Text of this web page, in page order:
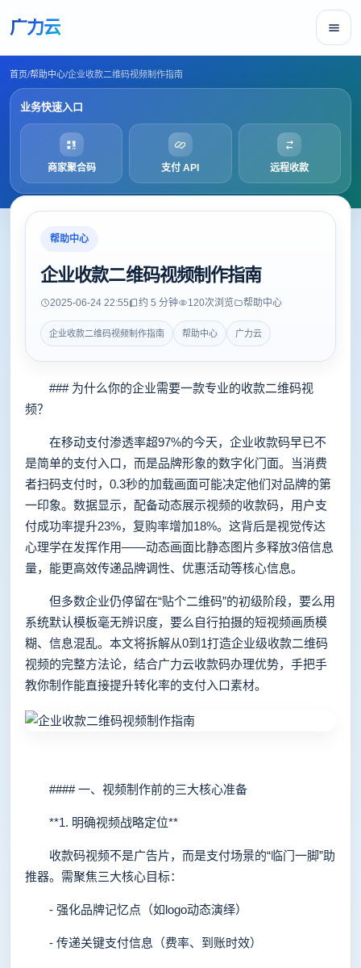
广力云
首页/帮助中心/企业收款二维码视频制作指南
业务快速入口
商家聚合码 支付 API 远程收款
帮助中心
企业收款二维码视频制作指南
2025-06-24 22:55 约 5 分钟 120次浏览 帮助中心
企业收款二维码视频制作指南 帮助中心 广力云
### 为什么你的企业需要一款专业的收款二维码视
频？
在移动支付渗透率超97%的今天，企业收款码早已不
是简单的支付入口，而是品牌形象的数字化门面。当消费
者扫码支付时，0.3秒的加载画面可能决定他们对品牌的第
一印象。数据显示，配备动态展示视频的收款码，用户支
付成功率提升23%，复购率增加18%。这背后是视觉传达
心理学在发挥作用——动态画面比静态图片多释放3倍信息
量，能更高效传递品牌调性、优惠活动等核心信息。
但多数企业仍停留在“贴个二维码”的初级阶段，要么用
系统默认模板毫无辨识度，要么自行拍摄的短视频画质模
糊、信息混乱。本文将拆解从0到1打造企业级收款二维码
视频的完整方法论，结合广力云收款码办理优势，手把手
教你制作能直接提升转化率的支付入口素材。
#### 一、视频制作前的三大核心准备
**1. 明确视频战略定位**
收款码视频不是广告片，而是支付场景的“临门一脚”助
推器。需聚焦三大核心目标：
- 强化品牌记忆点（如logo动态演绎）
- 传递关键支付信息（费率、到账时效）